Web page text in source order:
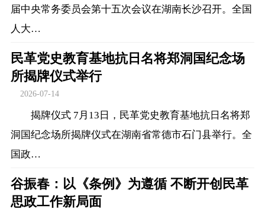
届中央常务委员会第十五次会议在湖南长沙召开。全国
人大…
民革党史教育基地抗日名将郑洞国纪念场
所揭牌仪式举行
2026-07-14
揭牌仪式 7月13日，民革党史教育基地抗日名将郑
洞国纪念场所揭牌仪式在湖南省常德市石门县举行。全
国政…
谷振春：以《条例》为遵循 不断开创民革
思政工作新局面